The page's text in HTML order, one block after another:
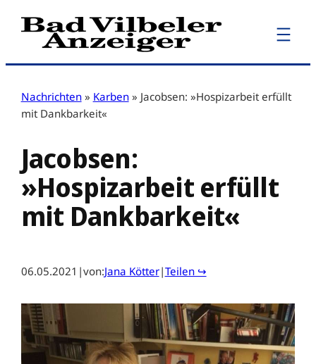
Zum
Inhalt
Nachrichten » Karben » Jacobsen: »Hospizarbeit erfüllt
mit Dankbarkeit«
Jacobsen:
»Hospizarbeit erfüllt
mit Dankbarkeit«
06.05.2021 |von:Jana Kötter|Teilen ↪